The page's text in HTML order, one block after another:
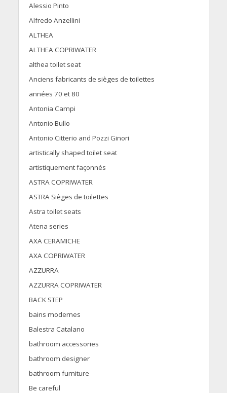
Alessio Pinto
Alfredo Anzellini
ALTHEA
ALTHEA COPRIWATER
althea toilet seat
Anciens fabricants de sièges de toilettes
années 70 et 80
Antonia Campi
Antonio Bullo
Antonio Citterio and Pozzi Ginori
artistically shaped toilet seat
artistiquement façonnés
ASTRA COPRIWATER
ASTRA Sièges de toilettes
Astra toilet seats
Atena series
AXA CERAMICHE
AXA COPRIWATER
AZZURRA
AZZURRA COPRIWATER
BACK STEP
bains modernes
Balestra Catalano
bathroom accessories
bathroom designer
bathroom furniture
Be careful